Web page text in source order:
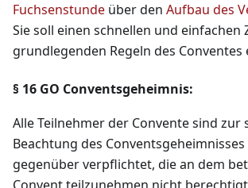
Fuchsenstunde über den Aufbau des
Sie soll einen schnellen und einfachen
grundlegenden Regeln des
§ 16 GO Conventsgeheimnis:
Alle Teilnehmer der Convente sind zur
Beachtung des
gegenüber verpflichtet, die an dem